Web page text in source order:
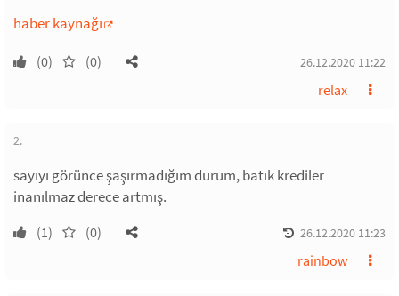
haber kaynağı
(0) (0) 26.12.2020 11:22
relax
2.
sayıyı görünce şaşırmadığım durum, batık krediler
inanılmaz derece artmış.
(1) (0) 26.12.2020 11:23
rainbow